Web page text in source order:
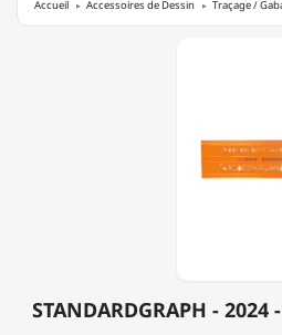
Accueil Accessoires de Dessin Traçage /
STANDARDGRAPH - 2024